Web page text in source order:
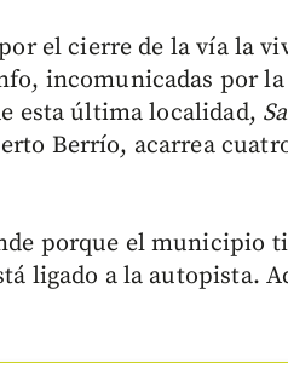
el cierre de la vía la
incomunicadas por
esta última localidad,
Berrío, acarrea
porque el municipio
ligado a la autopista.